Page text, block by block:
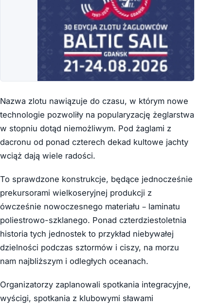
Nazwa zlotu nawiązuje do czasu, w którym nowe
technologie pozwoliły na popularyzację żeglarstwa
w stopniu dotąd niemożliwym. Pod żaglami z
dacronu od ponad czterech dekad kultowe jachty
wciąż dają wiele radości.
To sprawdzone konstrukcje, będące jednocześnie
prekursorami wielkoseryjnej produkcji z
ówcześnie nowoczesnego materiału – laminatu
poliestrowo-szklanego. Ponad czterdziestoletnia
historia tych jednostek to przykład niebywałej
dzielności podczas sztormów i ciszy, na morzu
nam najbliższym i odległych oceanach.
Organizatorzy zaplanowali spotkania integracyjne,
wyścigi, spotkania z klubowymi sławami